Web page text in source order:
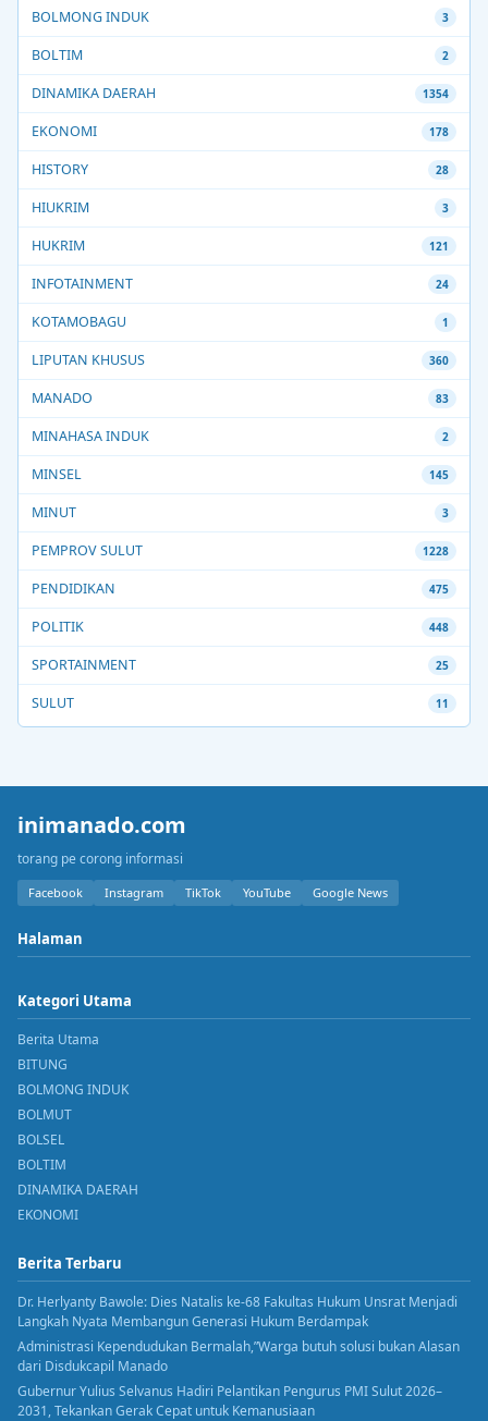
BOLMONG INDUK 3
BOLTIM 2
DINAMIKA DAERAH 1354
EKONOMI 178
HISTORY 28
HIUKRIM 3
HUKRIM 121
INFOTAINMENT 24
KOTAMOBAGU 1
LIPUTAN KHUSUS 360
MANADO 83
MINAHASA INDUK 2
MINSEL 145
MINUT 3
PEMPROV SULUT 1228
PENDIDIKAN 475
POLITIK 448
SPORTAINMENT 25
SULUT 11
inimanado.com
torang pe corong informasi
Facebook Instagram TikTok YouTube Google News
Halaman
Kategori Utama
Berita Utama
BITUNG
BOLMONG INDUK
BOLMUT
BOLSEL
BOLTIM
DINAMIKA DAERAH
EKONOMI
Berita Terbaru
Dr. Herlyanty Bawole: Dies Natalis ke-68 Fakultas Hukum Unsrat Menjadi
Langkah Nyata Membangun Generasi Hukum Berdampak
Administrasi Kependudukan Bermalah,”Warga butuh solusi bukan Alasan
dari Disdukcapil Manado
Gubernur Yulius Selvanus Hadiri Pelantikan Pengurus PMI Sulut 2026–
2031, Tekankan Gerak Cepat untuk Kemanusiaan